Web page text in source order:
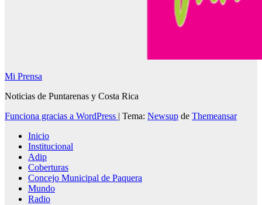
Mi Prensa
Noticias de Puntarenas y Costa Rica
Funciona gracias a WordPress | Tema: Newsup de Themeansar
Inicio
Institucional
Adip
Coberturas
Concejo Municipal de Paquera
Mundo
Radio